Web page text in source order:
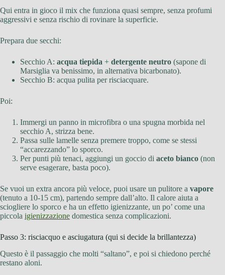
Qui entra in gioco il mix che funziona quasi sempre, senza profumi
aggressivi e senza rischio di rovinare la superficie.
Prepara due secchi:
Secchio A: acqua tiepida + detergente neutro (sapone di
Marsiglia va benissimo, in alternativa bicarbonato).
Secchio B: acqua pulita per risciacquare.
Poi:
Immergi un panno in microfibra o una spugna morbida nel
secchio A, strizza bene.
Passa sulle lamelle senza premere troppo, come se stessi
“accarezzando” lo sporco.
Per punti più tenaci, aggiungi un goccio di aceto bianco (non
serve esagerare, basta poco).
Se vuoi un extra ancora più veloce, puoi usare un pulitore a vapore
(tenuto a 10-15 cm), partendo sempre dall’alto. Il calore aiuta a
sciogliere lo sporco e ha un effetto igienizzante, un po’ come una
piccola igienizzazione domestica senza complicazioni.
Passo 3: risciacquo e asciugatura (qui si decide la brillantezza)
Questo è il passaggio che molti “saltano”, e poi si chiedono perché
restano aloni.